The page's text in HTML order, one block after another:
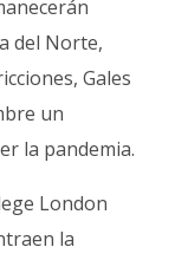
del Norte,
Gales
un
la pandemia.
London
la